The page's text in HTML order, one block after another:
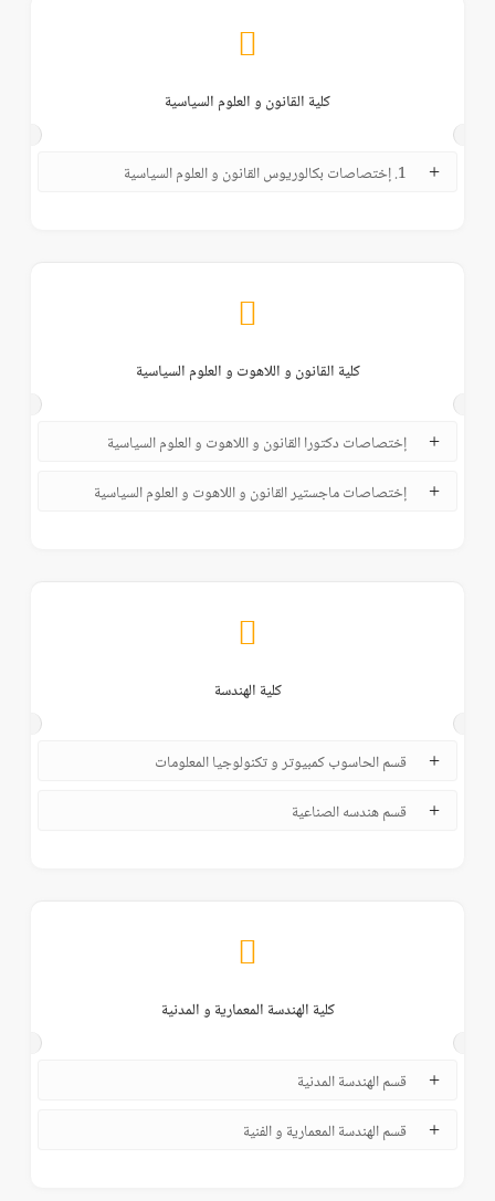
كلية القانون و العلوم السياسية
1. إختصاصات بكالوريوس القانون و العلوم السياسية
كلية القانون و اللاهوت و العلوم السياسية
إختصاصات دكتورا القانون و اللاهوت و العلوم السياسية
إختصاصات ماجستير القانون و اللاهوت و العلوم السياسية
كلية الهندسة
قسم الحاسوب كمبيوتر و تكنولوجيا المعلومات
قسم هندسه الصناعية
كلية الهندسة المعمارية و المدنية
قسم الهندسة المدنية
قسم الهندسة المعمارية و الفنية